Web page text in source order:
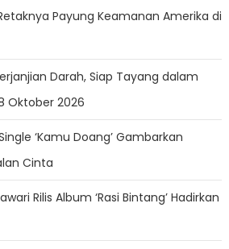
Payung Keamanan Amerika di
Darah, Siap Tayang dalam
Oktober 2026
‘Kamu Doang’ Gambarkan
Cinta
Rilis Album ‘Rasi Bintang’ Hadirkan